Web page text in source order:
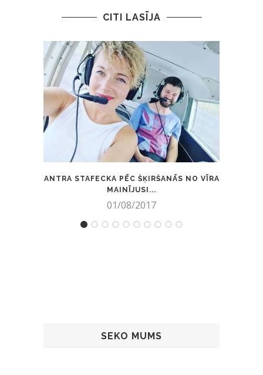
CITI LASĪJA
ANTRA STAFECKA PĒC ŠĶIRŠANĀS NO VĪRA
MAINĪJUSI...
01/08/2017
SEKO MUMS